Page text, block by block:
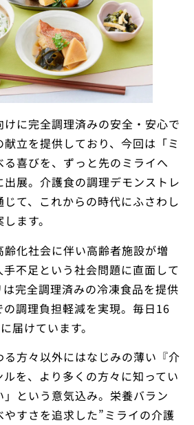
に完全調理済みの安全・安心で
立を提供しており、今回は「ミ
喜びを、ずっと先のミライへ
展。介護食の調理デモンストレ
て、これからの時代にふさわし
ます。
化社会に伴い高齢者施設が増
不足という社会問題に直面して
完全調理済みの冷凍食品を提供
調理負担軽減を実現。毎日16
届けています。
方々以外にはなじみの薄い『介
を、より多くの方々に知ってい
という意気込み。栄養バラン
すさを追求した”ミライの介護